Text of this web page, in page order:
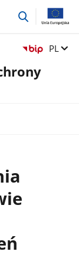
przejdź
Zmień
PL